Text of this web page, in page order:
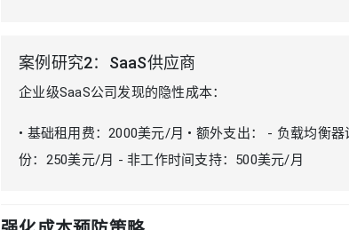
案例研究2：SaaS供应商
企业级SaaS公司发现的隐性成本：
• 基础租用费：2000美元/月 • 额外支出： - 负载均衡
份：250美元/月 - 非工作时间支持：500美元/月